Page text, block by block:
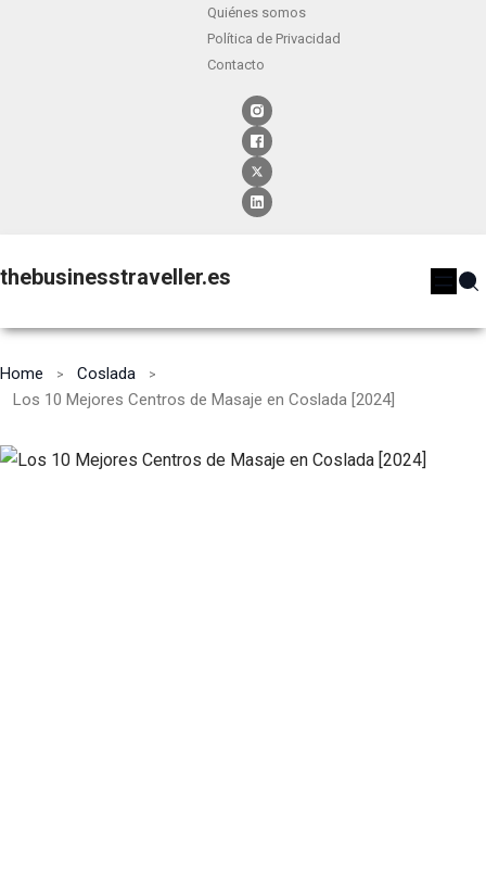
Quiénes somos
Política de Privacidad
Contacto
thebusinesstraveller.es
Home
Coslada
Los 10 Mejores Centros de Masaje en Coslada [2024]